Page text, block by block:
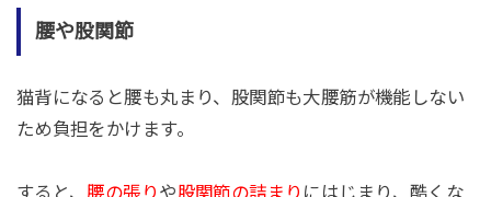
腰や股関節
猫背になると腰も丸まり、股関節も大腰筋が機能しない
ため負担をかけます。
すると、 腰の張り や股関節の詰まり にはじまり、酷くな